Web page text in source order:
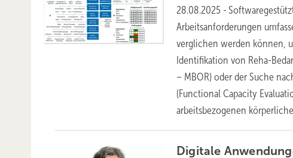
28.08.2025 -
Arbeitsanforderungen
verglichen werden können,
Identifikation von Reha-
– MBOR) oder der Suche
(Functional Capacity
arbeitsbezogenen
Digitale